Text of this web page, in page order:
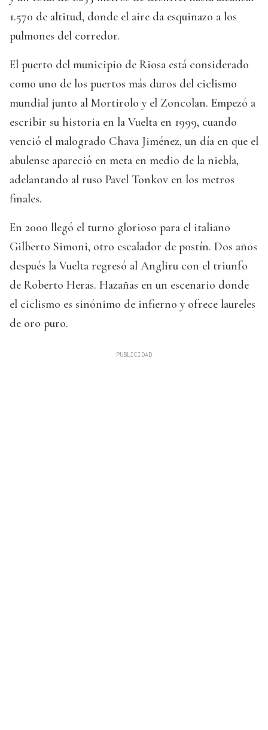
1.570 de altitud, donde el aire da esquinazo a los
pulmones del corredor.
El puerto del municipio de Riosa está considerado
como uno de los puertos más duros del ciclismo
mundial junto al Mortirolo y el Zoncolan. Empezó a
escribir su historia en la Vuelta en 1999, cuando
venció el malogrado Chava Jiménez, un día en que el
abulense apareció en meta en medio de la niebla,
adelantando al ruso Pavel Tonkov en los metros
finales.
En 2000 llegó el turno glorioso para el italiano
Gilberto Simoni, otro escalador de postín. Dos años
después la Vuelta regresó al Angliru con el triunfo
de Roberto Heras. Hazañas en un escenario donde
el ciclismo es sinónimo de infierno y ofrece laureles
de oro puro.